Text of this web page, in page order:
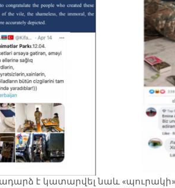
է կատարվել նաև